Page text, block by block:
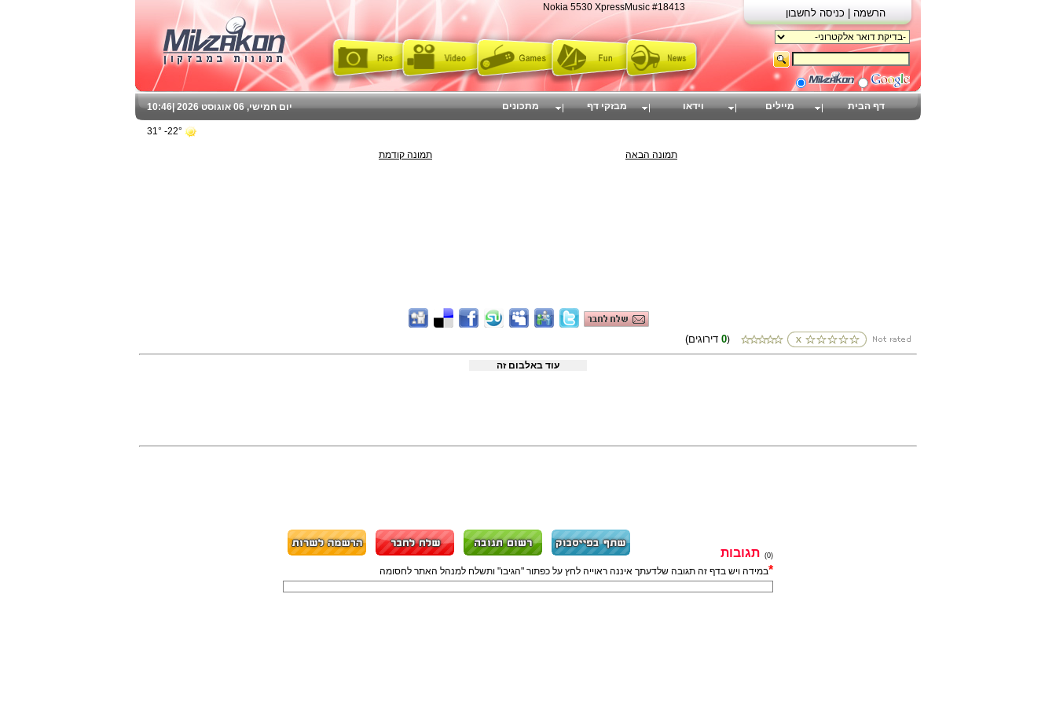
Nokia 5530 XpressMusic #18413
תמונה קודמת תמונה הבאה
0)
עוד באלבום זה
(0)
תגובות
*במידה ויש בדף זה תגובה שלדעתך איננה ראוייה לחץ על כפתור "הגיבו" ותשלח למנהל האתר לחסומה
10:46 יום חמישי, 06 אוגוסט 2026 | דף הבית מיילים וידאו מבזקי דף מתכונים
22°- 31°
הרשמה | כניסה לחשבון